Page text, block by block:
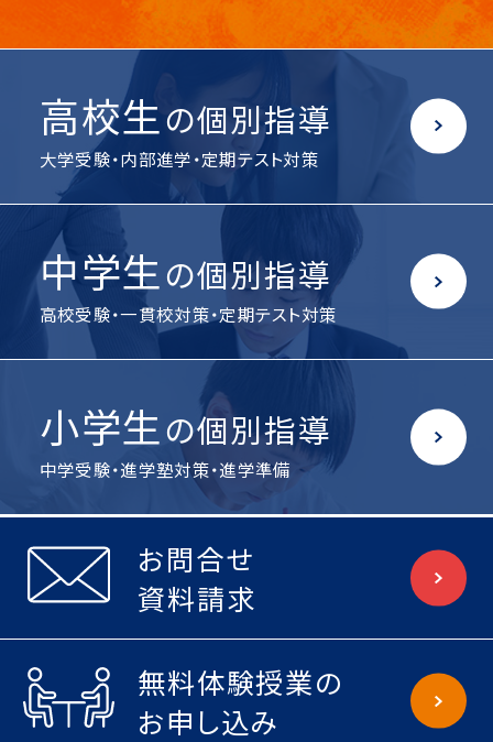
高校生の個別指導
大学受験・内部進学・定期テスト対策
中学生の個別指導
高校受験・一貫校対策・定期テスト対策
小学生の個別指導
中学受験・進学塾対策・進学準備
お問合せ
資料請求
無料体験授業の
お申し込み